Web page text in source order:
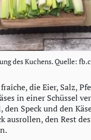
des Kuchens. Quelle:
die Eier, Salz,
in einer Schüssel
Speck und den
ausrollen, den Rest